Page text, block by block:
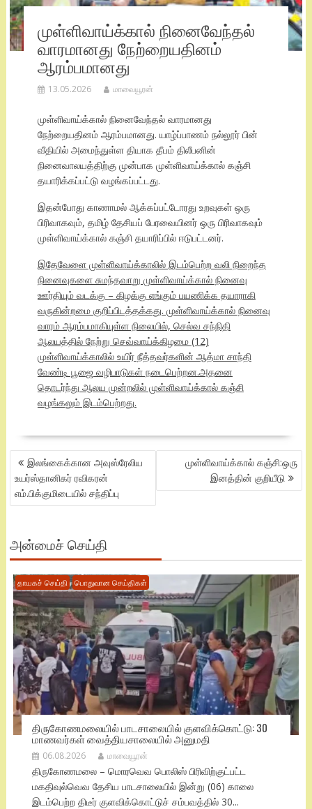
முள்ளிவாய்க்கால் நினைவேந்தல்
வாரமானது நேற்றையதினம்
ஆரம்பமானது
13.05.2026 மாவையூரன்
முள்ளிவாய்க்கால் நினைவேந்தல் வாரமானது
நேற்றையதினம் ஆரம்பமானது. யாழ்ப்பாணம் நல்லூர் பின்
வீதியில் அமைந்துள்ள தியாக தீபம் திலீபனின்
நினைவாலயத்திற்கு முன்பாக முள்ளிவாய்க்கால் கஞ்சி
தயாரிக்கப்பட்டு வழங்கப்பட்டது.
இதன்போது காணாமல் ஆக்கப்பட்டோரது உறவுகள் ஒரு
பிரிவாகவும், தமிழ் தேசியப் பேரவையினர் ஒரு பிரிவாகவும்
முள்ளிவாய்க்கால் கஞ்சி தயாரிப்பில் ஈடுபட்டனர்.
இதேவேளை முள்ளிவாய்க்காலில் இடம்பெற்ற வலி நிறைந்த
நினைவுகளை சுமந்தவாறு முள்ளிவாய்க்கால் நினைவு
ஊர்தியும் வடக்கு – கிழக்கு எங்கும் பயணிக்க தயாராகி
வருகின்றமை குறிப்பிடத்தக்கது. முள்ளிவாய்க்கால் நினைவு
வாரம் ஆரம்பமாகியுள்ள நிலையில், செல்வ சந்நிதி
ஆலயத்தில் நேற்று செவ்வாய்க்கிழமை (12)
முள்ளிவாய்க்காலில் உயிர் நீத்தவர்களின் ஆத்மா சாந்தி
வேண்டி பூஜை வழிபாடுகள் நடைபெற்றன.அதனை
தொடர்ந்து ஆலய முன்றலில் முள்ளிவாய்க்கால் கஞ்சி
வழங்கலும் இடம்பெற்றது.
POST
NAVIGATION
இலங்கைக்கான அவுஸ்ரேலிய
உயர்ஸ்தானிகர் ரவிகரன்
எம்.பிக்குமிடையில் சந்திப்பு
முள்ளிவாய்க்கால் கஞ்சி:ஒரு
இனத்தின் குறியீடு
அன்மைச் செய்தி
தாயகச் செய்தி பொதுவான செய்திகள்
திருகோணமலையில் பாடசாலையில் குளவிக்கொட்டு: 30
மாணவர்கள் வைத்தியசாலையில் அனுமதி
06.08.2026 மாவையூரன்
திருகோணமலை – மொரவெவ பொலிஸ் பிரிவிற்குட்பட்ட
மகதிவுல்வெவ தேசிய பாடசாலையில் இன்று (06) காலை
இடம்பெற்ற திடீர் குளவிக்கொட்டுச் சம்பவத்தில் 30...